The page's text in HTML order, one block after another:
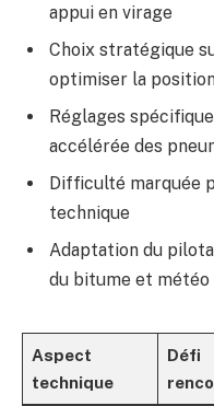
appui en virage
Choix stratégique
optimiser la
Réglages
accélérée des
Difficulté marquée
technique
Adaptation du
du bitume et
Aspect
technique
Défi